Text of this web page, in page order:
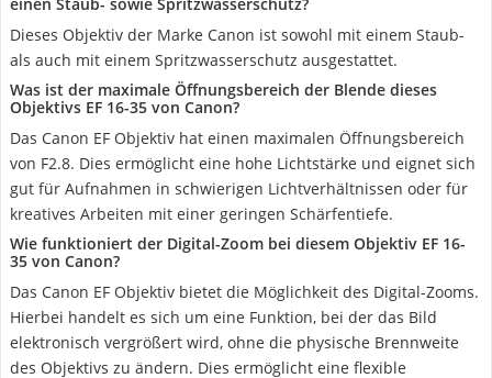
Dieses Objektiv der Marke Canon ist sowohl mit einem Staub-
als auch mit einem Spritzwasserschutz ausgestattet.
Was ist der maximale Öffnungsbereich der Blende dieses
Objektivs EF 16-35 von Canon?
Das Canon EF Objektiv hat einen maximalen Öffnungsbereich
von F2.8. Dies ermöglicht eine hohe Lichtstärke und eignet sich
gut für Aufnahmen in schwierigen Lichtverhältnissen oder für
kreatives Arbeiten mit einer geringen Schärfentiefe.
Wie funktioniert der Digital-Zoom bei diesem Objektiv EF 16-
35 von Canon?
Das Canon EF Objektiv bietet die Möglichkeit des Digital-Zooms.
Hierbei handelt es sich um eine Funktion, bei der das Bild
elektronisch vergrößert wird, ohne die physische Brennweite
des Objektivs zu ändern. Dies ermöglicht eine flexible